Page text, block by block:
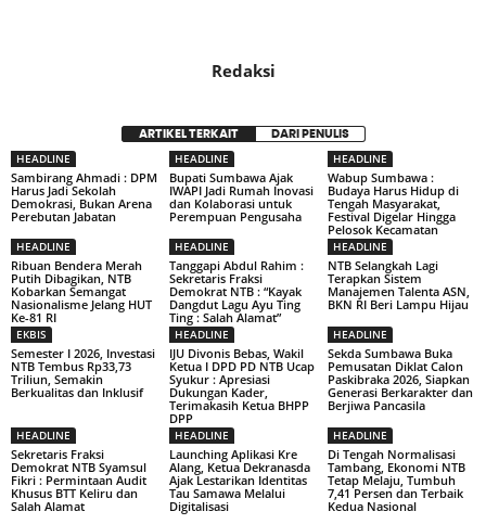
Redaksi
ARTIKEL TERKAIT DARI PENULIS
HEADLINE
Sambirang Ahmadi : DPM
Harus Jadi Sekolah
Demokrasi, Bukan Arena
Perebutan Jabatan
HEADLINE
Bupati Sumbawa Ajak
IWAPI Jadi Rumah Inovasi
dan Kolaborasi untuk
Perempuan Pengusaha
HEADLINE
Wabup Sumbawa :
Budaya Harus Hidup di
Tengah Masyarakat,
Festival Digelar Hingga
Pelosok Kecamatan
HEADLINE
Ribuan Bendera Merah
Putih Dibagikan, NTB
Kobarkan Semangat
Nasionalisme Jelang HUT
Ke-81 RI
HEADLINE
Tanggapi Abdul Rahim :
Sekretaris Fraksi
Demokrat NTB : “Kayak
Dangdut Lagu Ayu Ting
Ting : Salah Alamat”
HEADLINE
NTB Selangkah Lagi
Terapkan Sistem
Manajemen Talenta ASN,
BKN RI Beri Lampu Hijau
EKBIS
Semester I 2026, Investasi
NTB Tembus Rp33,73
Triliun, Semakin
Berkualitas dan Inklusif
HEADLINE
IJU Divonis Bebas, Wakil
Ketua I DPD PD NTB Ucap
Syukur : Apresiasi
Dukungan Kader,
Terimakasih Ketua BHPP
DPP
HEADLINE
Sekda Sumbawa Buka
Pemusatan Diklat Calon
Paskibraka 2026, Siapkan
Generasi Berkarakter dan
Berjiwa Pancasila
HEADLINE
Sekretaris Fraksi
Demokrat NTB Syamsul
Fikri : Permintaan Audit
Khusus BTT Keliru dan
Salah Alamat
HEADLINE
Launching Aplikasi Kre
Alang, Ketua Dekranasda
Ajak Lestarikan Identitas
Tau Samawa Melalui
Digitalisasi
HEADLINE
Di Tengah Normalisasi
Tambang, Ekonomi NTB
Tetap Melaju, Tumbuh
7,41 Persen dan Terbaik
Kedua Nasional